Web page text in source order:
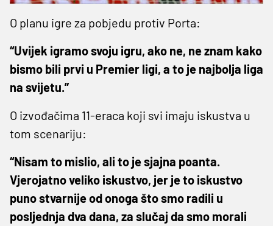
O planu igre za pobjedu protiv Porta:
“Uvijek igramo svoju igru, ako ne, ne znam kako
bismo bili prvi u Premier ligi, a to je najbolja liga
na svijetu.”
O izvođačima 11-eraca koji svi imaju iskustva u
tom scenariju:
“Nisam to mislio, ali to je sjajna poanta.
Vjerojatno veliko iskustvo, jer je to iskustvo
puno stvarnije od onoga što smo radili u
posljednja dva dana, za slučaj da smo morali